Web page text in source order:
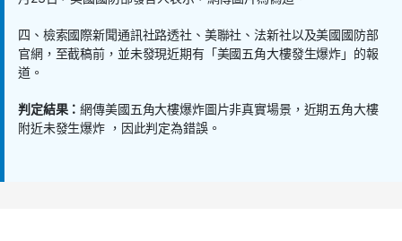
四、檢索國際新聞通訊社路透社、美聯社、法新社以及美國國防部
官網，至截稿前，並未發現近期有「美國五角大樓發生爆炸」的報
道。
判定結果：網傳美國五角大樓爆炸圖片非真實場景，近期五角大樓
附近未發生爆炸 ，因此判定為錯誤。